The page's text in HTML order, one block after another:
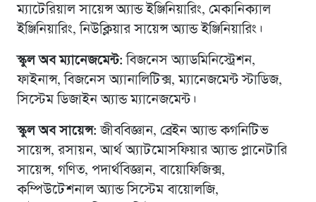
ম্যাটেরিয়াল সায়েন্স অ্যান্ড ইঞ্জিনিয়ারিং, মেকানিক্যাল
ইঞ্জিনিয়ারিং, নিউক্লিয়ার সায়েন্স অ্যান্ড ইঞ্জিনিয়ারিং।
স্কুল অব ম্যানেজমেন্ট: বিজনেস অ্যাডমিনিস্ট্রেশন,
ফাইনান্স, বিজনেস অ্যানালিটিক্স, ম্যানেজমেন্ট স্টাডিজ,
সিস্টেম ডিজাইন অ্যান্ড ম্যানেজমেন্ট।
স্কুল অব সায়েন্স: জীববিজ্ঞান, ব্রেইন অ্যান্ড কগনিটিভ
সায়েন্স, রসায়ন, আর্থ অ্যাটমোসফিয়ার অ্যান্ড প্লানেটারি
সায়েন্স, গণিত, পদার্থবিজ্ঞান, বায়োফিজিক্স,
কম্পিউটেশনাল অ্যান্ড সিস্টেম বায়োলজি,